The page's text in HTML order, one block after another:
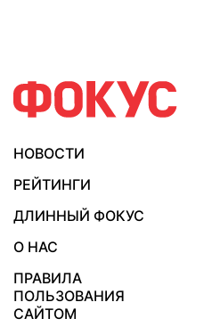
НОВОСТИ
РЕЙТИНГИ
ДЛИННЫЙ ФОКУС
О НАС
ПРАВИЛА
ПОЛЬЗОВАНИЯ
САЙТОМ